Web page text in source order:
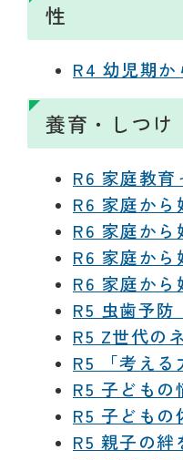
性
R4 幼児期か
養育・しつけ
R6 家庭教育
R6 家庭から
R6 家庭から
R6 家庭から
R6 家庭から
R5 虫歯予
R5 Z世代の
R5 「考え
R5 子どもの
R5 子ども
R5 親子の